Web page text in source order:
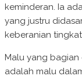
keminderan. Ia
yang justru
keberanian
Malu yang bagian
adalah malu